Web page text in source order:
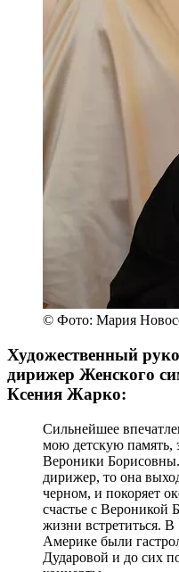
© Фото: Мария
Художественный
дирижер Женского
Ксения Жарко:
Сильнейшее
мою детскую память,
Вероники
дирижер, то она
черном, и покоряет
счастье с Вероникой
жизни встретиться.
Америке были
Дударовой и до сих